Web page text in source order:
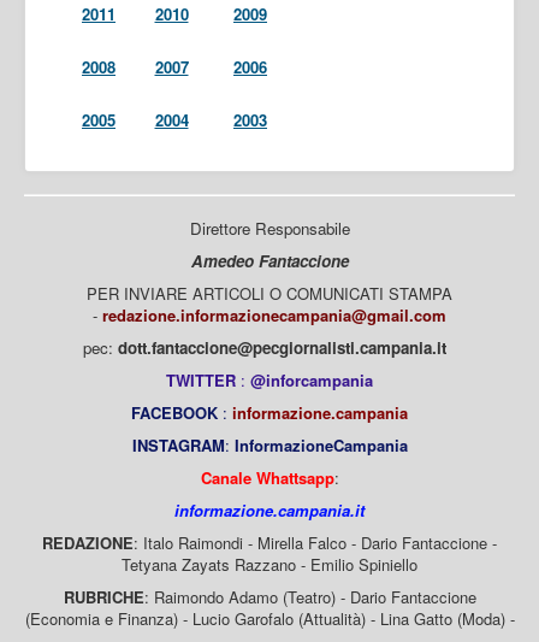
2011 2010 2009
2008 2007 2006
2005 2004 2003
Direttore Responsabile
Amedeo Fantaccione
PER INVIARE ARTICOLI O COMUNICATI STAMPA
- redazione.informazionecampania@gmail.com
pec: dott.fantaccione@pecgiornalisti.campania.it
TWITTER : @inforcampania
FACEBOOK : informazione.campania
INSTAGRAM: InformazioneCampania
Canale Whattsapp:
informazione.campania.it
REDAZIONE: Italo Raimondi - Mirella Falco - Dario Fantaccione -
Tetyana Zayats Razzano - Emilio Spiniello
RUBRICHE: Raimondo Adamo (Teatro) - Dario Fantaccione
(Economia e Finanza) - Lucio Garofalo (Attualità) - Lina Gatto (Moda) -